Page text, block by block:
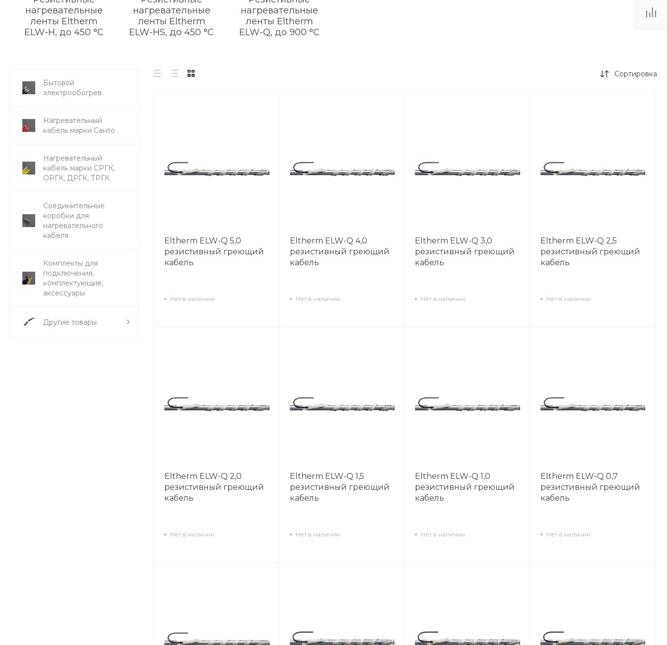
нагревательные
ленты Eltherm
ELW-H, до 450 °C
нагревательные
ленты Eltherm
ELW-HS, до 450 °C
нагревательные
ленты Eltherm
ELW-Q, до 900 °C
Бытовой
электрообогрев
Нагревательный
кабель марки Санто
Нагревательный
кабель марки СРГК,
ОРГК, ДРГК, ТРГК
Соединительные
коробки для
нагревательного
кабеля
Комплекты для
подключения,
комплектующие,
аксессуары
Другие товары
Сортировка
Eltherm ELW-Q 5,0
резистивный греющий
кабель
Нет в наличии
Eltherm ELW-Q 4,0
резистивный греющий
кабель
Нет в наличии
Eltherm ELW-Q 3,0
резистивный греющий
кабель
Нет в наличии
Eltherm ELW-Q 2,5
резистивный греющий
кабель
Нет в наличии
Eltherm ELW-Q 2,0
резистивный греющий
кабель
Нет в наличии
Eltherm ELW-Q 1,5
резистивный греющий
кабель
Нет в наличии
Eltherm ELW-Q 1,0
резистивный греющий
кабель
Нет в наличии
Eltherm ELW-Q 0,7
резистивный греющий
кабель
Нет в наличии